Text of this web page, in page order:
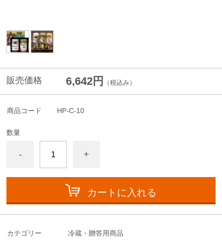
販売価格 6,642円 （税込み）
商品コード HP-C-10
数量
- +
カートに入れる
カテゴリー 冷蔵・贈答用商品